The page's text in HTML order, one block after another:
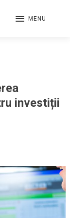
MENU
investiții